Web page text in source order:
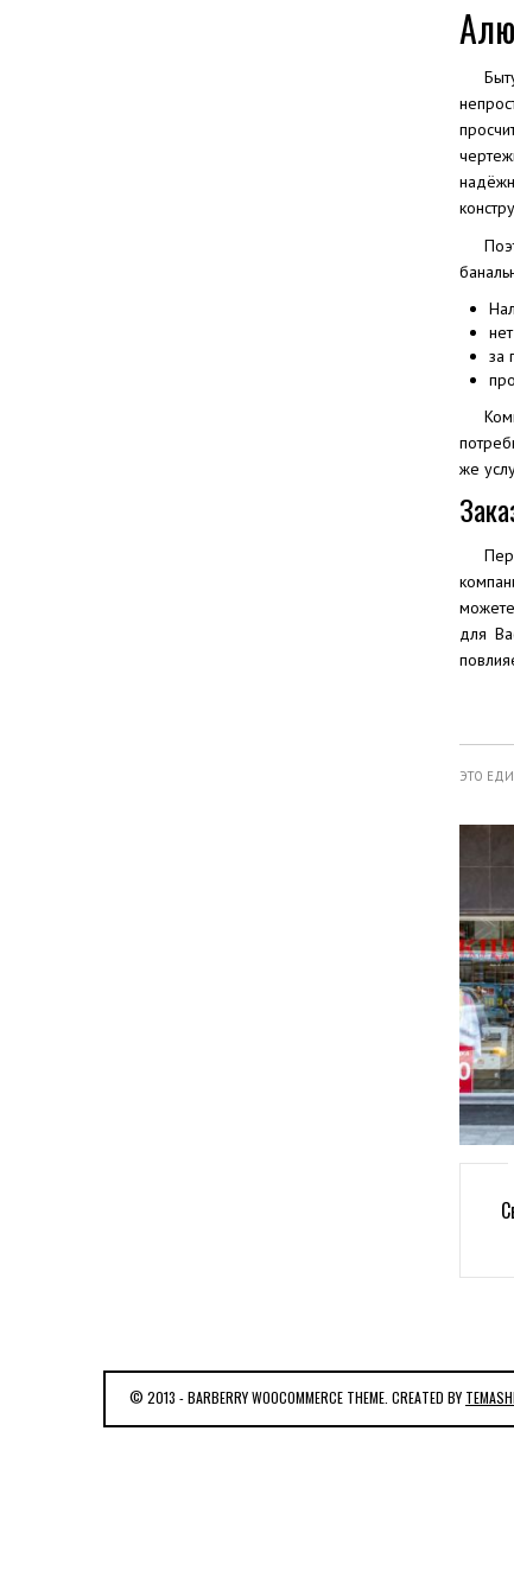
за
же
для
ЭТО
© 2013 - BARBERRY WOOCOMMERCE THEME. CREATED BY